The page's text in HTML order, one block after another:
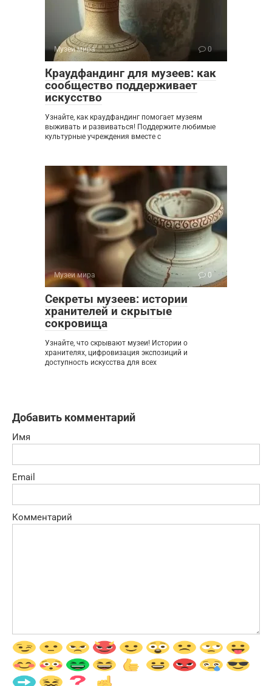
Музеи мира 0
Краудфандинг для музеев: как
сообщество поддерживает
искусство
Узнайте, как краудфандинг помогает музеям
выживать и развиваться! Поддержите любимые
культурные учреждения вместе с
Музеи мира 0
Секреты музеев: истории
хранителей и скрытые
сокровища
Узнайте, что скрывают музеи! Истории о
хранителях, цифровизация экспозиций и
доступность искусства для всех
Добавить комментарий
Имя
Email
Комментарий